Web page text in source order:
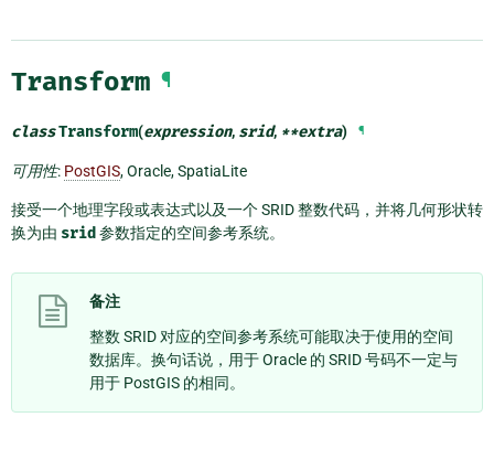
Transform ¶
classTransform(expression, srid, **extra) ¶
可用性: PostGIS, Oracle, SpatiaLite
接受一个地理字段或表达式以及一个 SRID 整数代码，并将几何形状转
换为由 srid 参数指定的空间参考系统。
备注
整数 SRID 对应的空间参考系统可能取决于使用的空间
数据库。换句话说，用于 Oracle 的 SRID 号码不一定与
用于 PostGIS 的相同。